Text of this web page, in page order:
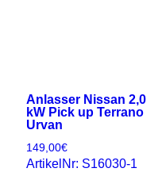
Anlasser Nissan 2,0
kW Pick up Terrano
Urvan
149,00€
ArtikelNr: S16030-1